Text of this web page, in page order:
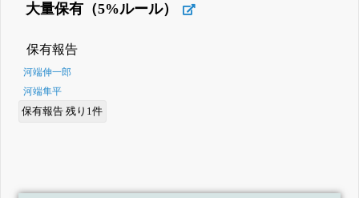
大量保有（5%ルール）
保有報告
河端伸一郎
河端隼平
保有報告 残り1件